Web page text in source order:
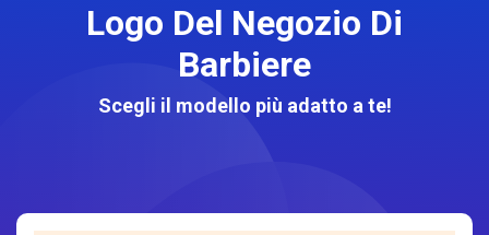
Logo Del Negozio Di
Barbiere
Scegli il modello più adatto a te!